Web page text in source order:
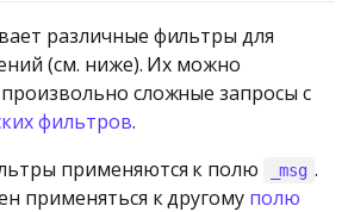
различные фильтры для
(см. ниже). Их можно
сложные запросы с
фильтров.
применяются к полю
_msg .
применяться к другому полю